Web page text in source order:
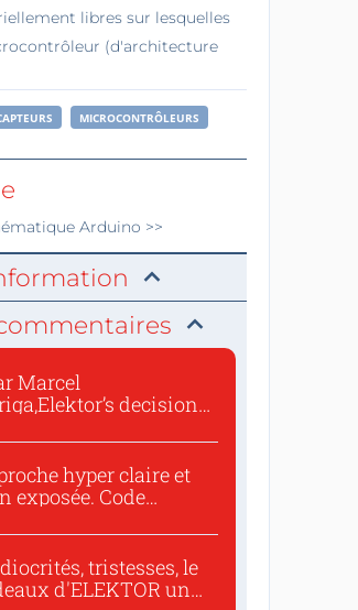
libres sur lesquelles
(d'architecture
MICROCONTRÔLEURS
Arduino >>
Marcel
decision
hyper claire et
exposée. Code
tristesses, le
d'ELEKTOR un